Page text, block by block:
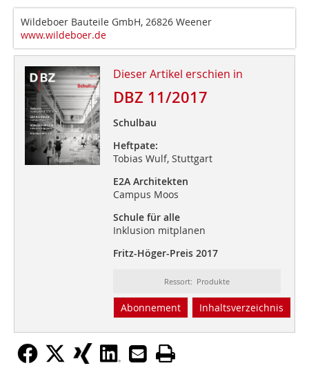
Wildeboer Bauteile GmbH, 26826 Weener
www.wildeboer.de
Dieser Artikel erschien in
DBZ 11/2017
Schulbau
Heftpate:
Tobias Wulf, Stuttgart
E2A Architekten
Campus Moos
Schule für alle
Inklusion mitplanen
Fritz-Höger-Preis 2017
Ressort: Produkte
Abonnement Inhaltsverzeichnis